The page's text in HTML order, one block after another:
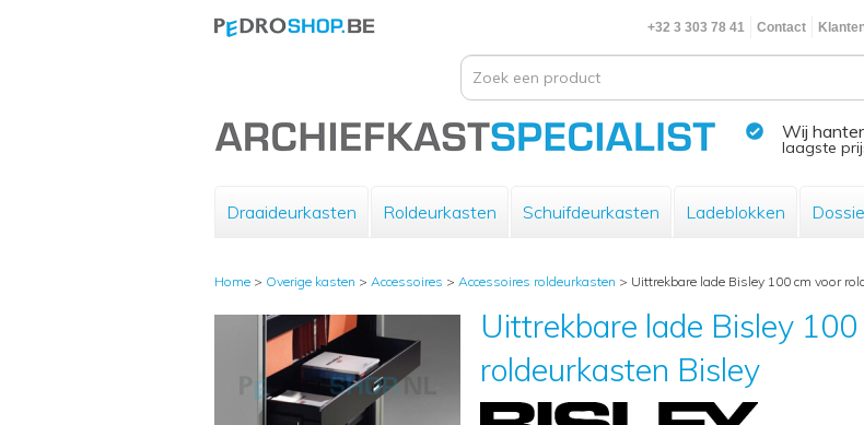
+32 3 303 78 41 Contact
Wij
laagste
Draaideurkasten Roldeurkasten Schuifdeurkasten Ladeblokken
Home > Overige kasten > Accessoires > Accessoires roldeurkasten > Uittrekbare lade Bisley 100 cm voor
Uittrekbare lade Bisley
roldeurkasten Bisley